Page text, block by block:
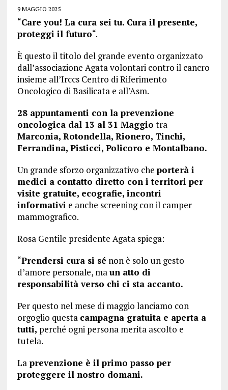
9 MAGGIO 2025
“Care you! La cura sei tu. Cura il presente,
proteggi il futuro“.
È questo il titolo del grande evento organizzato
dall’associazione Agata volontari contro il cancro
insieme all’Irccs Centro di Riferimento
Oncologico di Basilicata e all’Asm.
28 appuntamenti con la prevenzione
oncologica dal 13 al 31 Maggio tra
Marconia, Rotondella, Rionero, Tinchi,
Ferrandina, Pisticci, Policoro e Montalbano.
Un grande sforzo organizzativo che porterà i
medici a contatto diretto con i territori per
visite gratuite, ecografie, incontri
informativi e anche screening con il camper
mammografico.
Rosa Gentile presidente Agata spiega:
“Prendersi cura si sénon è solo un gesto
d’amore personale, maun atto di
responsabilità verso chi ci sta accanto.
Per questo nel mese di maggio lanciamo con
orgoglio questa campagna gratuita e aperta a
tutti, perché ogni persona merita ascolto e
tutela.
Laprevenzione è il primo passo per
proteggere il nostro domani.